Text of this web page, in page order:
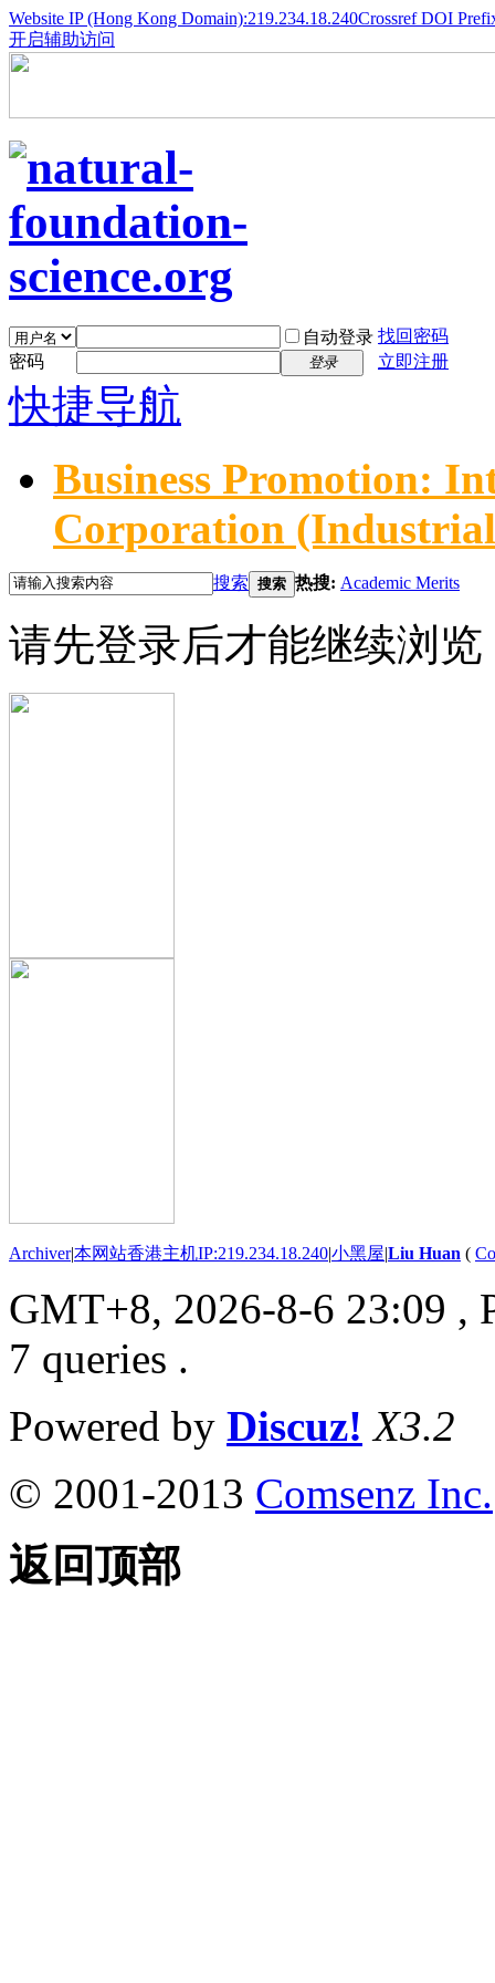
Website IP (Hong Kong Domain):219.234.18.240Crossref DOI
开启辅助访问
自动登录 找回密码
密码
登录 立即注册
快捷导航
Business Promotion:
Corporation
搜索 搜索 热搜: Academic Merits
请先登录后才能继续浏览
Archiver|本网站香港主机IP:219.234.18.240|小黑屋|Liu Huan (
GMT+8, 2026-8-6 23:09 ,
7 queries .
Powered by Discuz! X3.2
© 2001-2013 Comsenz Inc.
返回顶部